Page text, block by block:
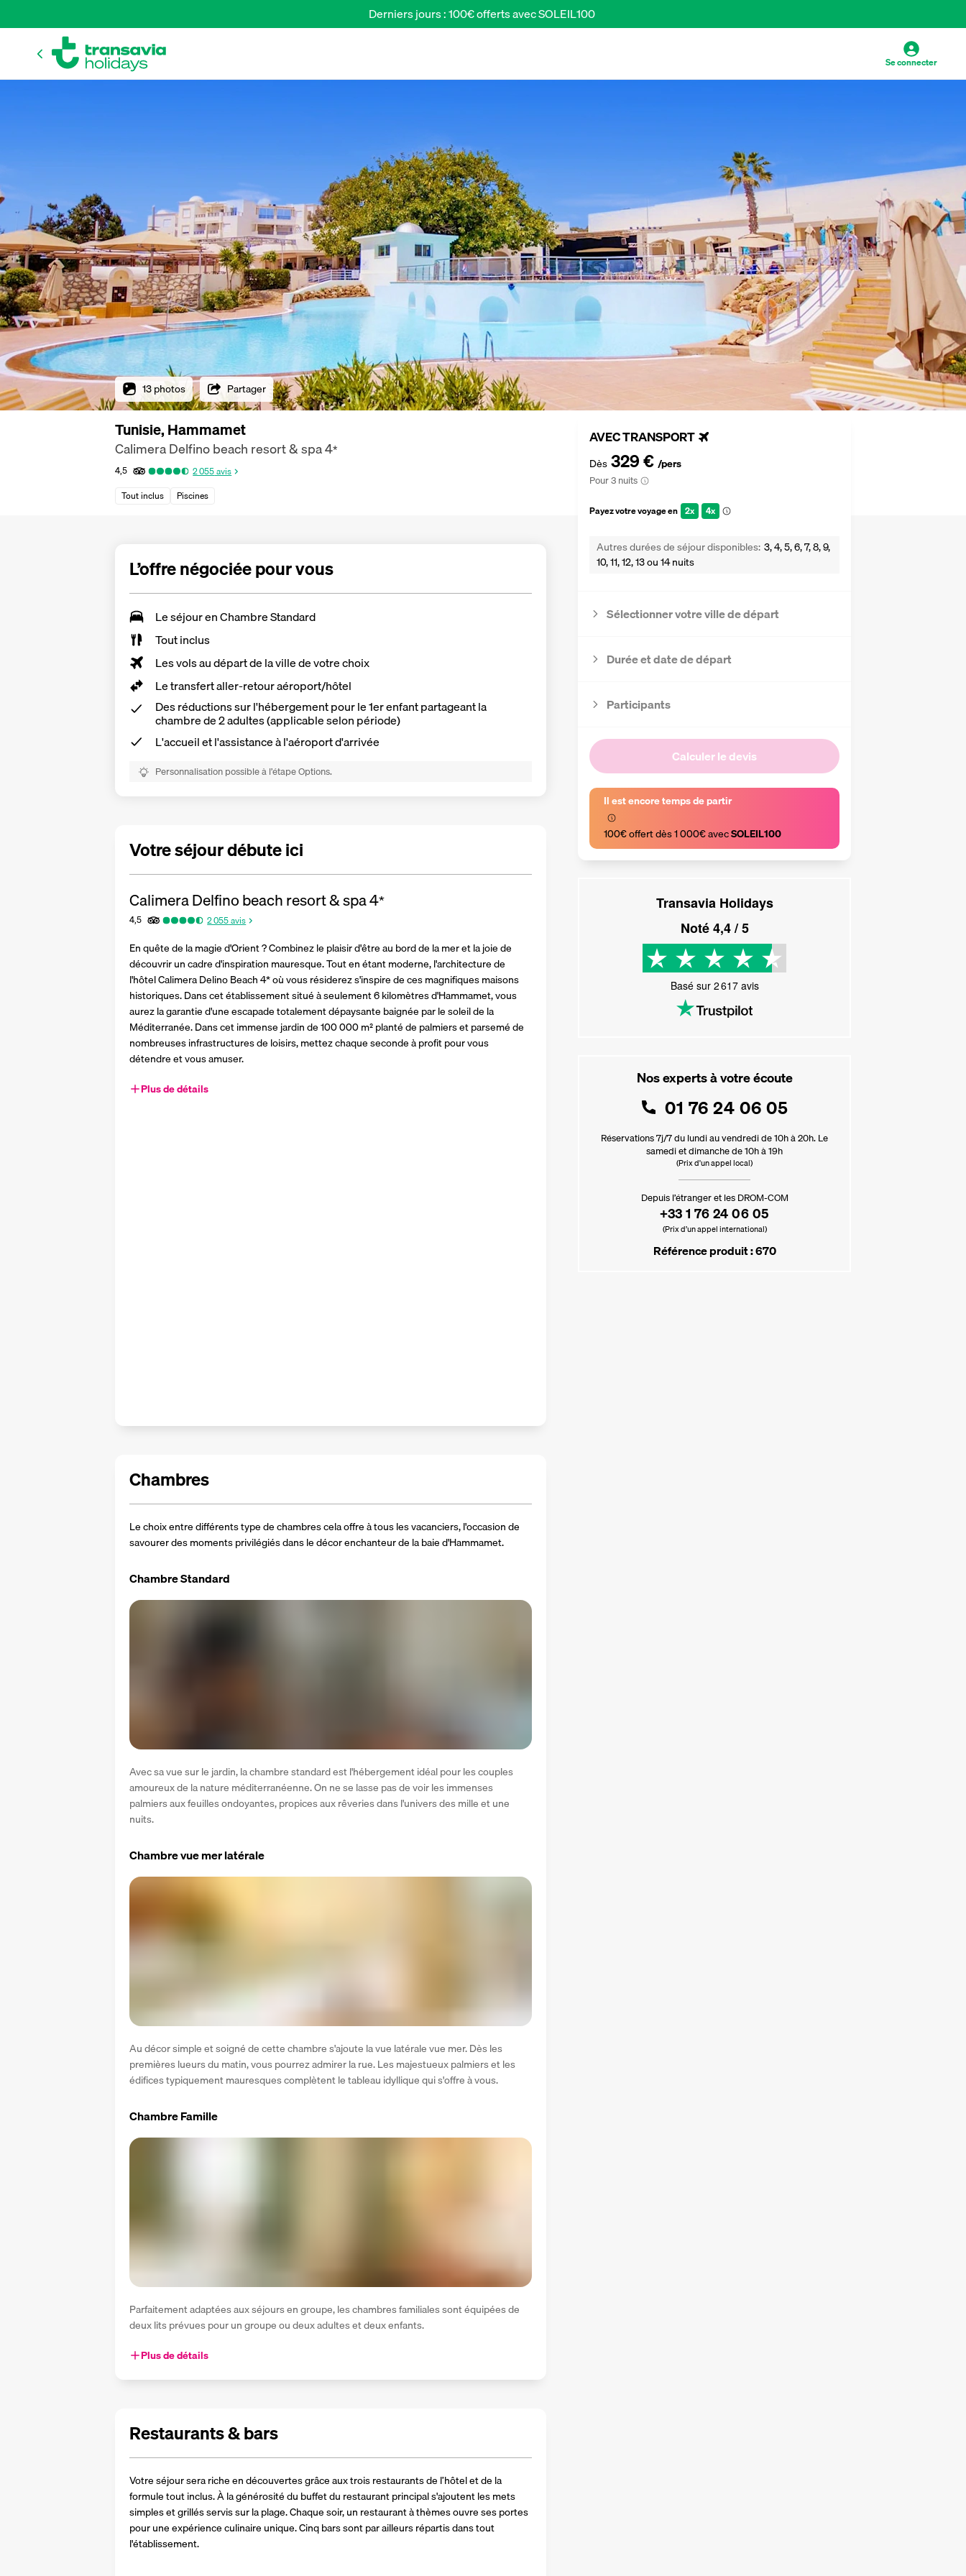
Derniers jours : 100€ offerts avec SOLEIL100
Se connecter
13 photos Partager
Tunisie, Hammamet
Calimera Delfino beach resort & spa4*
4,5 2 055avis
Tout inclus
Piscines
AVEC TRANSPORT
Dès 329 € /pers
Pour 3 nuits
Payez votre voyage en 2x 4x
Autres durées de séjour disponibles 3, 4, 5, 6, 7, 8, 9,
10, 11, 12, 13 ou 14 nuits
Sélectionner votre ville de départ
Durée et date de départ
Participants
Calculer le devis
Il est encore temps de partir
100€ offert dès 1 000€ avec SOLEIL100
Transavia Holidays
Noté4,4/ 5
Basé sur 2 617avis
Nos experts à votre écoute
01 76 24 06 05
Réservations 7j/7 du lundi au vendredi de 10h à 20h. Le
samedi et dimanche de 10h à 19h
(Prix d'un appel local)
Depuis l’étranger et les DROM-COM
+33 1 76 24 06 05
(Prix d’un appel international)
Référence produit : 670
L’offre négociée pour vous
Le séjour enChambre Standard
Tout inclus
Les vols au départ de la ville de votre choix
Letransfert aller-retour aéroport/hôtel
Des réductions sur l'hébergement pour le 1er enfant partageant la
chambre de 2 adultes (applicable selon période)
L'accueil et l'assistance à l'aéroport d'arrivée
Personnalisation possible à l’étape Options.
Votre séjour débute ici
Calimera Delfino beach resort & spa4*
4,5 2 055avis
En quête de la magie d'Orient ? Combinez le plaisir d'être au bord de la mer et la joie de
découvrir un cadre d'inspiration mauresque. Tout en étant moderne, l'architecture de
l'hôtel Calimera Delino Beach 4* où vous résiderez s'inspire de ces magnifiques maisons
historiques. Dans cet établissement situé à seulement 6 kilomètres d'Hammamet, vous
aurez la garantie d'une escapade totalement dépaysante baignée par le soleil de la
Méditerranée. Dans cet immense jardin de 100 000 m² planté de palmiers et parsemé de
nombreuses infrastructures de loisirs, mettez chaque seconde à profit pour vous
détendre et vous amuser.
Plus de détails
Chambres
Le choix entre différents type de chambres cela offre à tous les vacanciers, l'occasion de
savourer des moments privilégiés dans le décor enchanteur de la baie d'Hammamet.
Chambre Standard
Avec sa vue sur le jardin, la chambre standard est l'hébergement idéal pour les couples
amoureux de la nature méditerranéenne. On ne se lasse pas de voir les immenses
palmiers aux feuilles ondoyantes, propices aux rêveries dans l'univers des mille et une
nuits.
Chambre vue mer latérale
Au décor simple et soigné de cette chambre s'ajoute la vue latérale vue mer. Dès les
premières lueurs du matin, vous pourrez admirer la rue. Les majestueux palmiers et les
édifices typiquement mauresques complètent le tableau idyllique qui s'offre à vous.
Chambre Famille
Parfaitement adaptées aux séjours en groupe, les chambres familiales sont équipées de
deux lits prévues pour un groupe ou deux adultes et deux enfants.
Plus de détails
Restaurants & bars
Votre séjour sera riche en découvertes grâce aux trois restaurants de l’hôtel et de la
formule tout inclus. À la générosité du buffet du restaurant principal s'ajoutent les mets
simples et grillés servis sur la plage. Chaque soir, un restaurant à thèmes ouvre ses portes
pour une expérience culinaire unique. Cinq bars sont par ailleurs répartis dans tout
l'établissement.